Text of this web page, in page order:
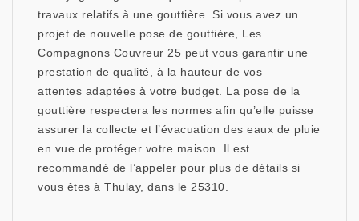
travaux relatifs à une gouttière. Si vous avez un
projet de nouvelle pose de gouttière, Les
Compagnons Couvreur 25 peut vous garantir une
prestation de qualité, à la hauteur de vos
attentes adaptées à votre budget. La pose de la
gouttière respectera les normes afin qu’elle puisse
assurer la collecte et l’évacuation des eaux de pluie
en vue de protéger votre maison. Il est
recommandé de l’appeler pour plus de détails si
vous êtes à Thulay, dans le 25310.